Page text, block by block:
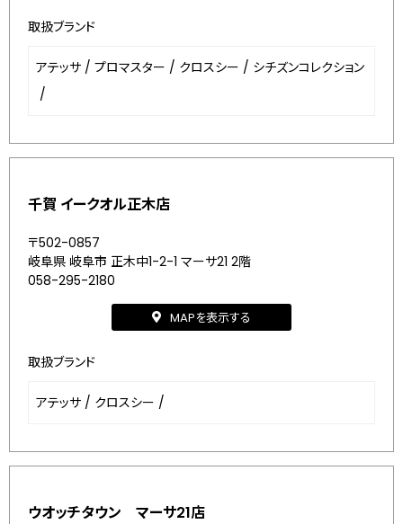
取扱ブランド
アテッサ / プロマスター / クロスシー / シチズンコレクション
/
千賀 イークオル正木店
〒502-0857
岐阜県 岐阜市 正木中1-2-1 マーサ21 2階
058-295-2180
MAPを表示する
取扱ブランド
アテッサ / クロスシー /
ウオッチタウン マーサ21店